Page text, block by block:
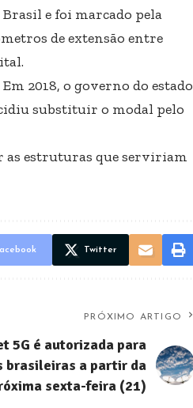
Brasil e foi marcado pela
de extensão entre
2018, o governo do estado
substituir o modal pelo
as estruturas que serviriam
Twitter
PRÓXIMO ARTIGO
5G é autorizada para
brasileiras a partir da
sexta-feira (21)